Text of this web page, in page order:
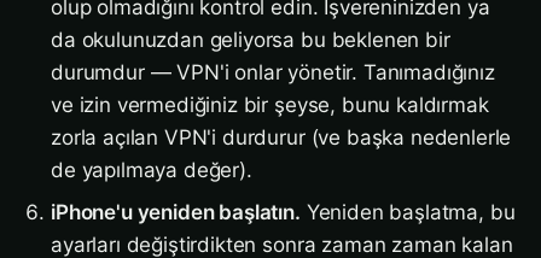
olup olmadığını kontrol edin. İşvereninizden ya
da okulunuzdan geliyorsa bu beklenen bir
durumdur — VPN'i onlar yönetir. Tanımadığınız
ve izin vermediğiniz bir şeyse, bunu kaldırmak
zorla açılan VPN'i durdurur (ve başka nedenlerle
de yapılmaya değer).
iPhone'u yeniden başlatın. Yeniden başlatma, bu
ayarları değiştirdikten sonra zaman zaman kalan